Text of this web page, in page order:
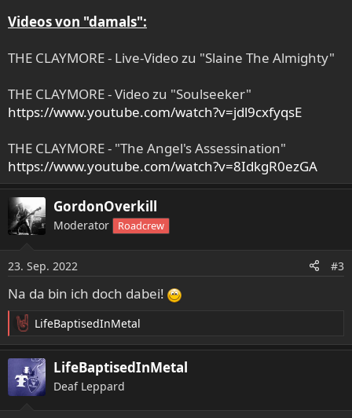
Videos von "damals":
THE CLAYMORE - Live-Video zu "Slaine The Almighty"
THE CLAYMORE - Video zu "Soulseeker"
https://www.youtube.com/watch?v=jdl9cxfyqsE
THE CLAYMORE - "The Angel's Assessination"
https://www.youtube.com/watch?v=8IdkgR0ezGA
GordonOverkill
Moderator Roadcrew
23. Sep. 2022 #3
Na da bin ich doch dabei!
R
e
a
k
t
LifeBaptisedInMetal
LifeBaptisedInMetal
Deaf Leppard